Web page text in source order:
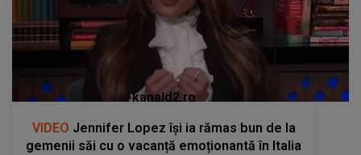
kanald2.ro
VIDEO Jennifer Lopez își ia rămas bun de la
gemenii săi cu o vacanță emoționantă în Italia